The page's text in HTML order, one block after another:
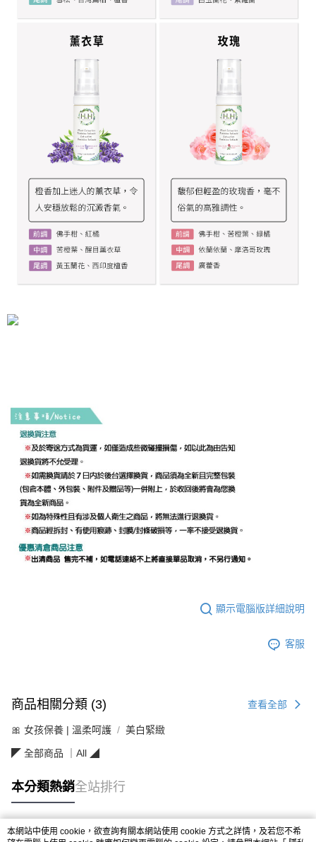
顯示電腦版詳細說明
客服
商品相關分類 (3) 查看全部
🎀 女孩保養 | 溫柔呵護 美白緊緻
◤ 全部商品 ｜All ◢
本分類熱銷全站排行
本網站中使用 cookie，欲查詢有關本網站使用 cookie 方式之詳情，及若您不希